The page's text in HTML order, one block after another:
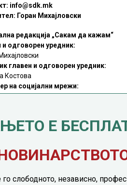
info@sdk.mk
Горан Михајловски
редакција „Сакам да кажам“
и одговорен уредник:
главен и одговорен уредник:
Костова
на социјални мрежи:
Илиоски
Крадењето авторски текстови е казниво со закон.
на авторски содржини (текстови) од оваа
Е
слободното, независно,